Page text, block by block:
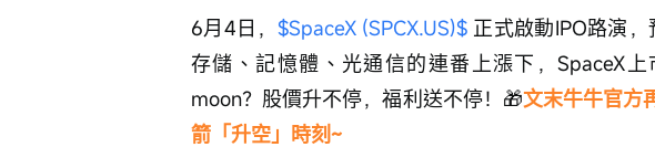
6月4日， $SpaceX (SPCX.US)$ 正式啟動IPO路演，
存儲、記憶體、光通信的連番上漲下，SpaceX
moon？股價升不停，福利送不停！🎁文末牛牛官方
箭「升空」時刻~